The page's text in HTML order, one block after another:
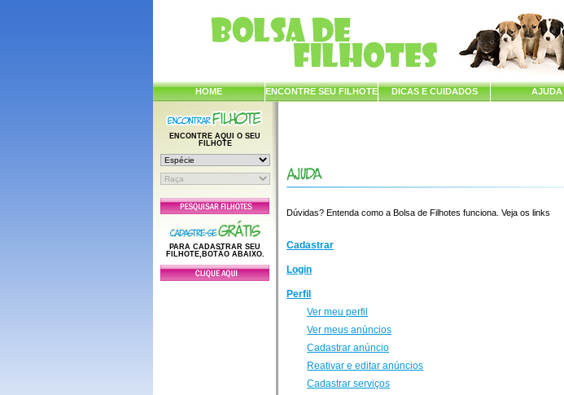
HOME ENCONTRE SEU FILHOTE DICAS E CUIDADOS AJUDA
ENCONTRE AQUI O SEU
FILHOTE
PARA CADASTRAR SEU
FILHOTE,BOTÃO ABAIXO.
Dúvidas? Entenda como a Bolsa de Filhotes funciona. Veja os links
Cadastrar
Login
Perfil
Ver meu perfil
Ver meus anúncios
Cadastrar anúncio
Reativar e editar anúncios
Cadastrar serviços